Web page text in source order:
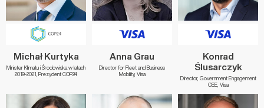
Michał Kurtyka
Minister Klimatu i Środowiska w latach
2019-2021, Prezydent COP24
Anna Grau
Director for Fleet and Business
Mobility, Visa
Konrad
Ślusarczyk
Director, Government Engagement
CEE, Visa